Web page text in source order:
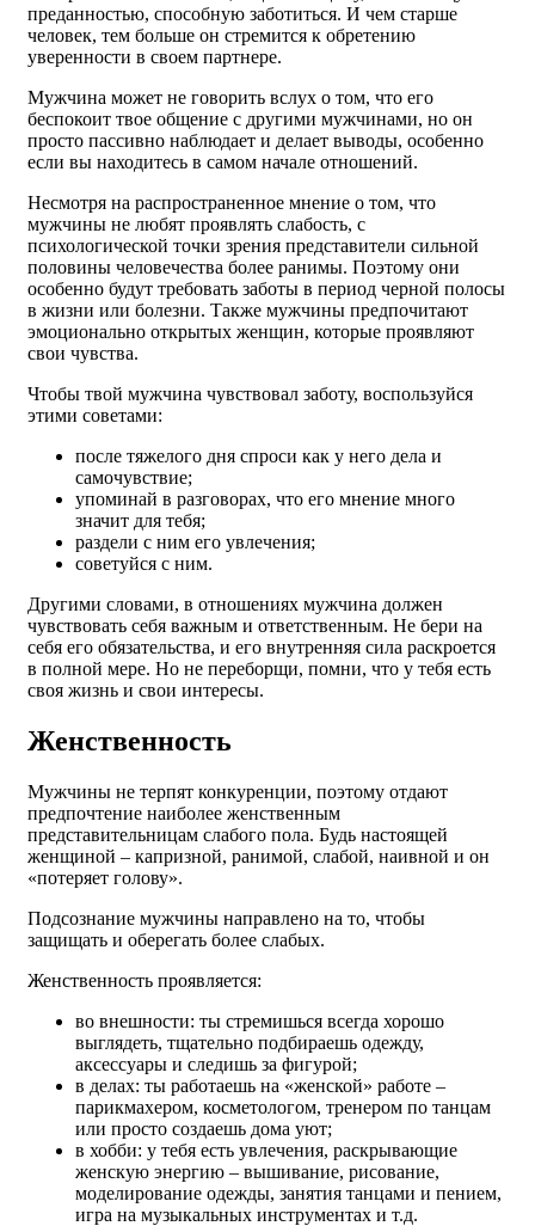
преданностью, способную заботиться. И чем старше
человек, тем больше он стремится к обретению
уверенности в своем партнере.
Мужчина может не говорить вслух о том, что его
беспокоит твое общение с другими мужчинами, но он
просто пассивно наблюдает и делает выводы, особенно
если вы находитесь в самом начале отношений.
Несмотря на распространенное мнение о том, что
мужчины не любят проявлять слабость, с
психологической точки зрения представители сильной
половины человечества более ранимы. Поэтому они
особенно будут требовать заботы в период черной полосы
в жизни или болезни. Также мужчины предпочитают
эмоционально открытых женщин, которые проявляют
свои чувства.
Чтобы твой мужчина чувствовал заботу, воспользуйся
этими советами:
после тяжелого дня спроси как у него дела и
самочувствие;
упоминай в разговорах, что его мнение много
значит для тебя;
раздели с ним его увлечения;
советуйся с ним.
Другими словами, в отношениях мужчина должен
чувствовать себя важным и ответственным. Не бери на
себя его обязательства, и его внутренняя сила раскроется
в полной мере. Но не переборщи, помни, что у тебя есть
своя жизнь и свои интересы.
Женственность
Мужчины не терпят конкуренции, поэтому отдают
предпочтение наиболее женственным
представительницам слабого пола. Будь настоящей
женщиной – капризной, ранимой, слабой, наивной и он
«потеряет голову».
Подсознание мужчины направлено на то, чтобы
защищать и оберегать более слабых.
Женственность проявляется:
во внешности: ты стремишься всегда хорошо
выглядеть, тщательно подбираешь одежду,
аксессуары и следишь за фигурой;
в делах: ты работаешь на «женской» работе –
парикмахером, косметологом, тренером по танцам
или просто создаешь дома уют;
в хобби: у тебя есть увлечения, раскрывающие
женскую энергию – вышивание, рисование,
моделирование одежды, занятия танцами и пением,
игра на музыкальных инструментах и т.д.